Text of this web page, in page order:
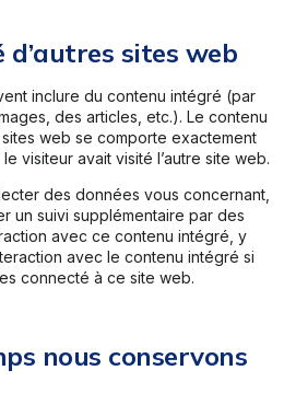
sites web
inclure du contenu intégré (par
des articles, etc.). Le contenu
web se comporte exactement
visiteur avait visité l’autre site web.
des données vous concernant,
un suivi supplémentaire par des
avec ce contenu intégré, y
avec le contenu intégré si
connecté à ce site web.
nous conservons